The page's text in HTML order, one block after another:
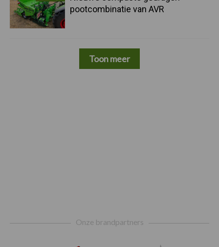
pootcombinatie van AVR
Toon meer
Onze brandpartners